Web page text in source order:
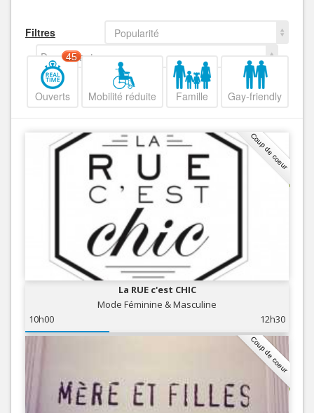
Filtres
Popularité
Decroissant
Ouverts
45
Mobilité réduite Famille Gay-friendly
Coup de coeur
La RUE c'est CHIC
Mode Féminine & Masculine
10h00
12h30
Coup de coeur